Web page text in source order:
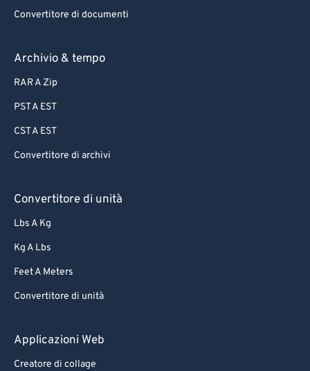
Convertitore di documenti
Archivio & tempo
RAR A Zip
PST A EST
CST A EST
Convertitore di archivi
Convertitore di unità
Lbs A Kg
Kg A Lbs
Feet A Meters
Convertitore di unità
Applicazioni Web
Creatore di collage